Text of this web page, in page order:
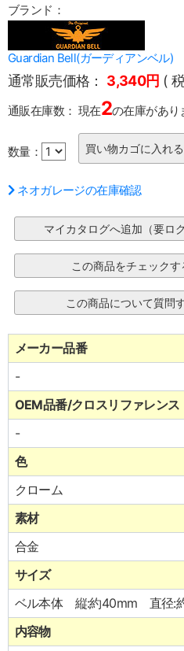
ブランド：
Guardian Bell(ガーディアンベル)
通常販売価格： 3,340円 (
通販在庫数： 現在2の在庫があり
数量：
ネオガレージの在庫確認
メーカー品番
-
OEM品番/クロスリファレンス
-
色
クローム
素材
合金
サイズ
ベル本体 縦:約40mm 直径:
内容物